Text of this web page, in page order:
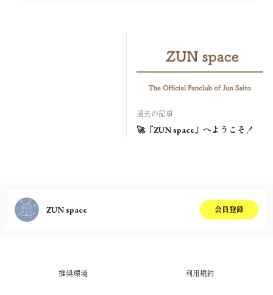
過去の記事
🚀『ZUN space』へようこそ！
ZUN space 会員登録
推奨環境 利用規約